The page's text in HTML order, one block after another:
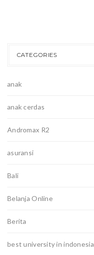
CATEGORIES
anak
anak cerdas
Andromax R2
asuransi
Bali
Belanja Online
Berita
best university in indonesia